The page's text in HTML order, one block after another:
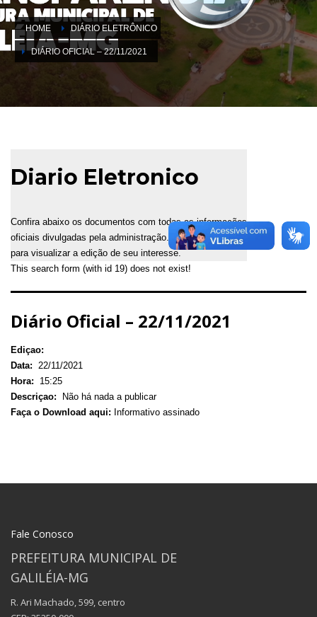
HOME DIÁRIO ELETRÔNICO
DIÁRIO OFICIAL – 22/11/2021
Diario Eletronico
Confira abaixo os documentos com todas as informações
oficiais divulgadas pela administração. Selecione a data
para visualizar a edição de seu interesse.
This search form (with id 19) does not exist!
Diário Oficial – 22/11/2021
Ediçao:
Data:
22/11/2021
Hora:
15:25
Descriçao:
Não há nada a publicar
Faça o Download aqui: Informativo assinado
Fale Conosco
PREFEITURA MUNICIPAL DE
GALILÉIA-MG
R. Ari Machado, 599, centro